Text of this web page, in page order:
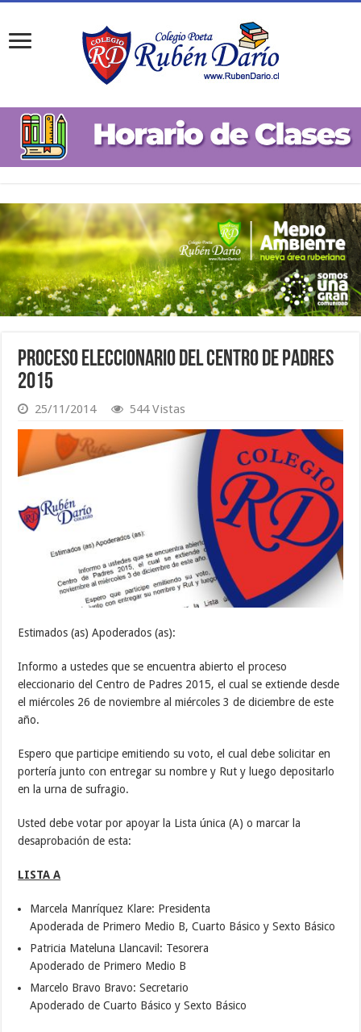
Proceso Eleccionario del Centro de Padres
2015
25/11/2014 544 Vistas
Estimados (as) Apoderados (as):
Informo a ustedes que se encuentra abierto el proceso
eleccionario del Centro de Padres 2015, el cual se extiende desde
el miércoles 26 de noviembre al miércoles 3 de diciembre de este
año.
Espero que participe emitiendo su voto, el cual debe solicitar en
portería junto con entregar su nombre y Rut y luego depositarlo
en la urna de sufragio.
Usted debe votar por apoyar la Lista única (A) o marcar la
desaprobación de esta:
LISTA A
Marcela Manríquez Klare: Presidenta
Apoderada de Primero Medio B, Cuarto Básico y Sexto Básico
Patricia Mateluna Llancavil: Tesorera
Apoderado de Primero Medio B
Marcelo Bravo Bravo: Secretario
Apoderado de Cuarto Básico y Sexto Básico